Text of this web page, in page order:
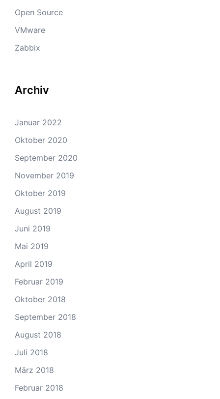
Open Source
VMware
Zabbix
Archiv
Januar 2022
Oktober 2020
September 2020
November 2019
Oktober 2019
August 2019
Juni 2019
Mai 2019
April 2019
Februar 2019
Oktober 2018
September 2018
August 2018
Juli 2018
März 2018
Februar 2018